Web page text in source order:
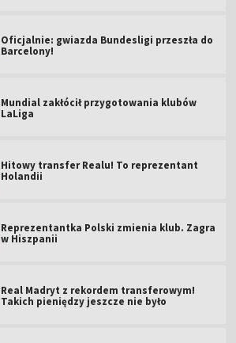
Oficjalnie: gwiazda Bundesligi przeszła do
Barcelony!
Mundial zakłócił przygotowania klubów
LaLiga
Hitowy transfer Realu! To reprezentant
Holandii
Reprezentantka Polski zmienia klub. Zagra
w Hiszpanii
Real Madryt z rekordem transferowym!
Takich pieniędzy jeszcze nie było